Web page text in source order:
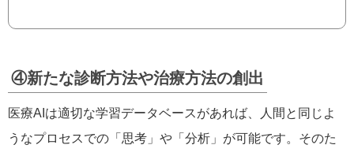
④新たな診断方法や治療方法の創出
医療AIは適切な学習データベースがあれば、人間と同じよ
うなプロセスでの「思考」や「分析」が可能です。そのた